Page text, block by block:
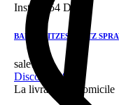
Instock 54 DH
BALEA HITZESCHUTZ
sale!
Discount 28%
La livraison a domicile